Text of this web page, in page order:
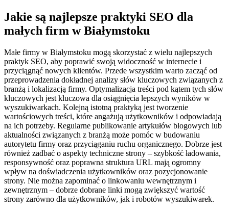
Jakie są najlepsze praktyki SEO dla
małych firm w Białymstoku
Małe firmy w Białymstoku mogą skorzystać z wielu najlepszych
praktyk SEO, aby poprawić swoją widoczność w internecie i
przyciągnąć nowych klientów. Przede wszystkim warto zacząć od
przeprowadzenia dokładnej analizy słów kluczowych związanych z
branżą i lokalizacją firmy. Optymalizacja treści pod kątem tych słów
kluczowych jest kluczowa dla osiągnięcia lepszych wyników w
wyszukiwarkach. Kolejną istotną praktyką jest tworzenie
wartościowych treści, które angażują użytkowników i odpowiadają
na ich potrzeby. Regularne publikowanie artykułów blogowych lub
aktualności związanych z branżą może pomóc w budowaniu
autorytetu firmy oraz przyciąganiu ruchu organicznego. Dobrze jest
również zadbać o aspekty techniczne strony – szybkość ładowania,
responsywność oraz poprawna struktura URL mają ogromny
wpływ na doświadczenia użytkowników oraz pozycjonowanie
strony. Nie można zapominać o linkowaniu wewnętrznym i
zewnętrznym – dobrze dobrane linki mogą zwiększyć wartość
strony zarówno dla użytkowników, jak i robotów wyszukiwarek.